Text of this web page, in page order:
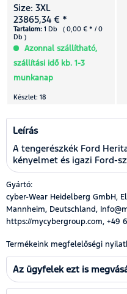
Size: 3XL
23865,34 € *
Tartalom: 1 Db ( 0,00 € * / 0
Db )
Azonnal szállítható,
szállítási idő kb. 1-3
munkanap
Készlet: 18
Leírás
A tengerészkék Ford
kényelmet és igazi Ford-
Gyártó:
cyber-Wear Heidelberg GmbH,
Mannheim, Deutschland,
https://mycybergroup.com, +49
Termékeink megfelelőségi
Az ügyfelek ezt is